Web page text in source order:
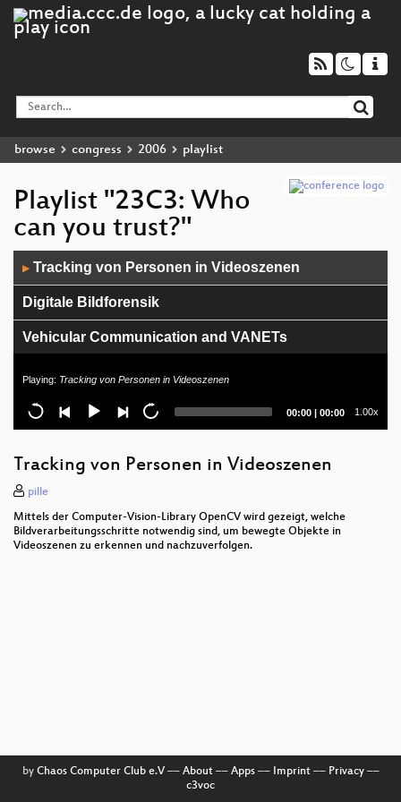
browse congress 2006 playlist
Playlist "23C3: Who
can you trust?"
Player
▶ Tracking von Personen in Videoszenen
Digitale Bildforensik
Vehicular Communication and VANETs
Gäste-Überwachung in Hotels durch staatliche und
private Schnüffler
Revenge of the Female Nerds
Lightning Talks Day 2
Geschichte der Automaten, Androiden und
Homunculi
Router and Infrastructure Hacking
Playing: Tracking von Personen in Videoszenen
Current
00:00 | Total
00:00 1.00x
Tracking von Personen in Videoszenen
pille
Mittels der Computer-Vision-Library OpenCV wird gezeigt, welche
Bildverarbeitungsschritte notwendig sind, um bewegte Objekte in
Videoszenen zu erkennen und nachzuverfolgen.
by Chaos Computer Club e.V–– About–– Apps–– Imprint–– Privacy––
c3voc